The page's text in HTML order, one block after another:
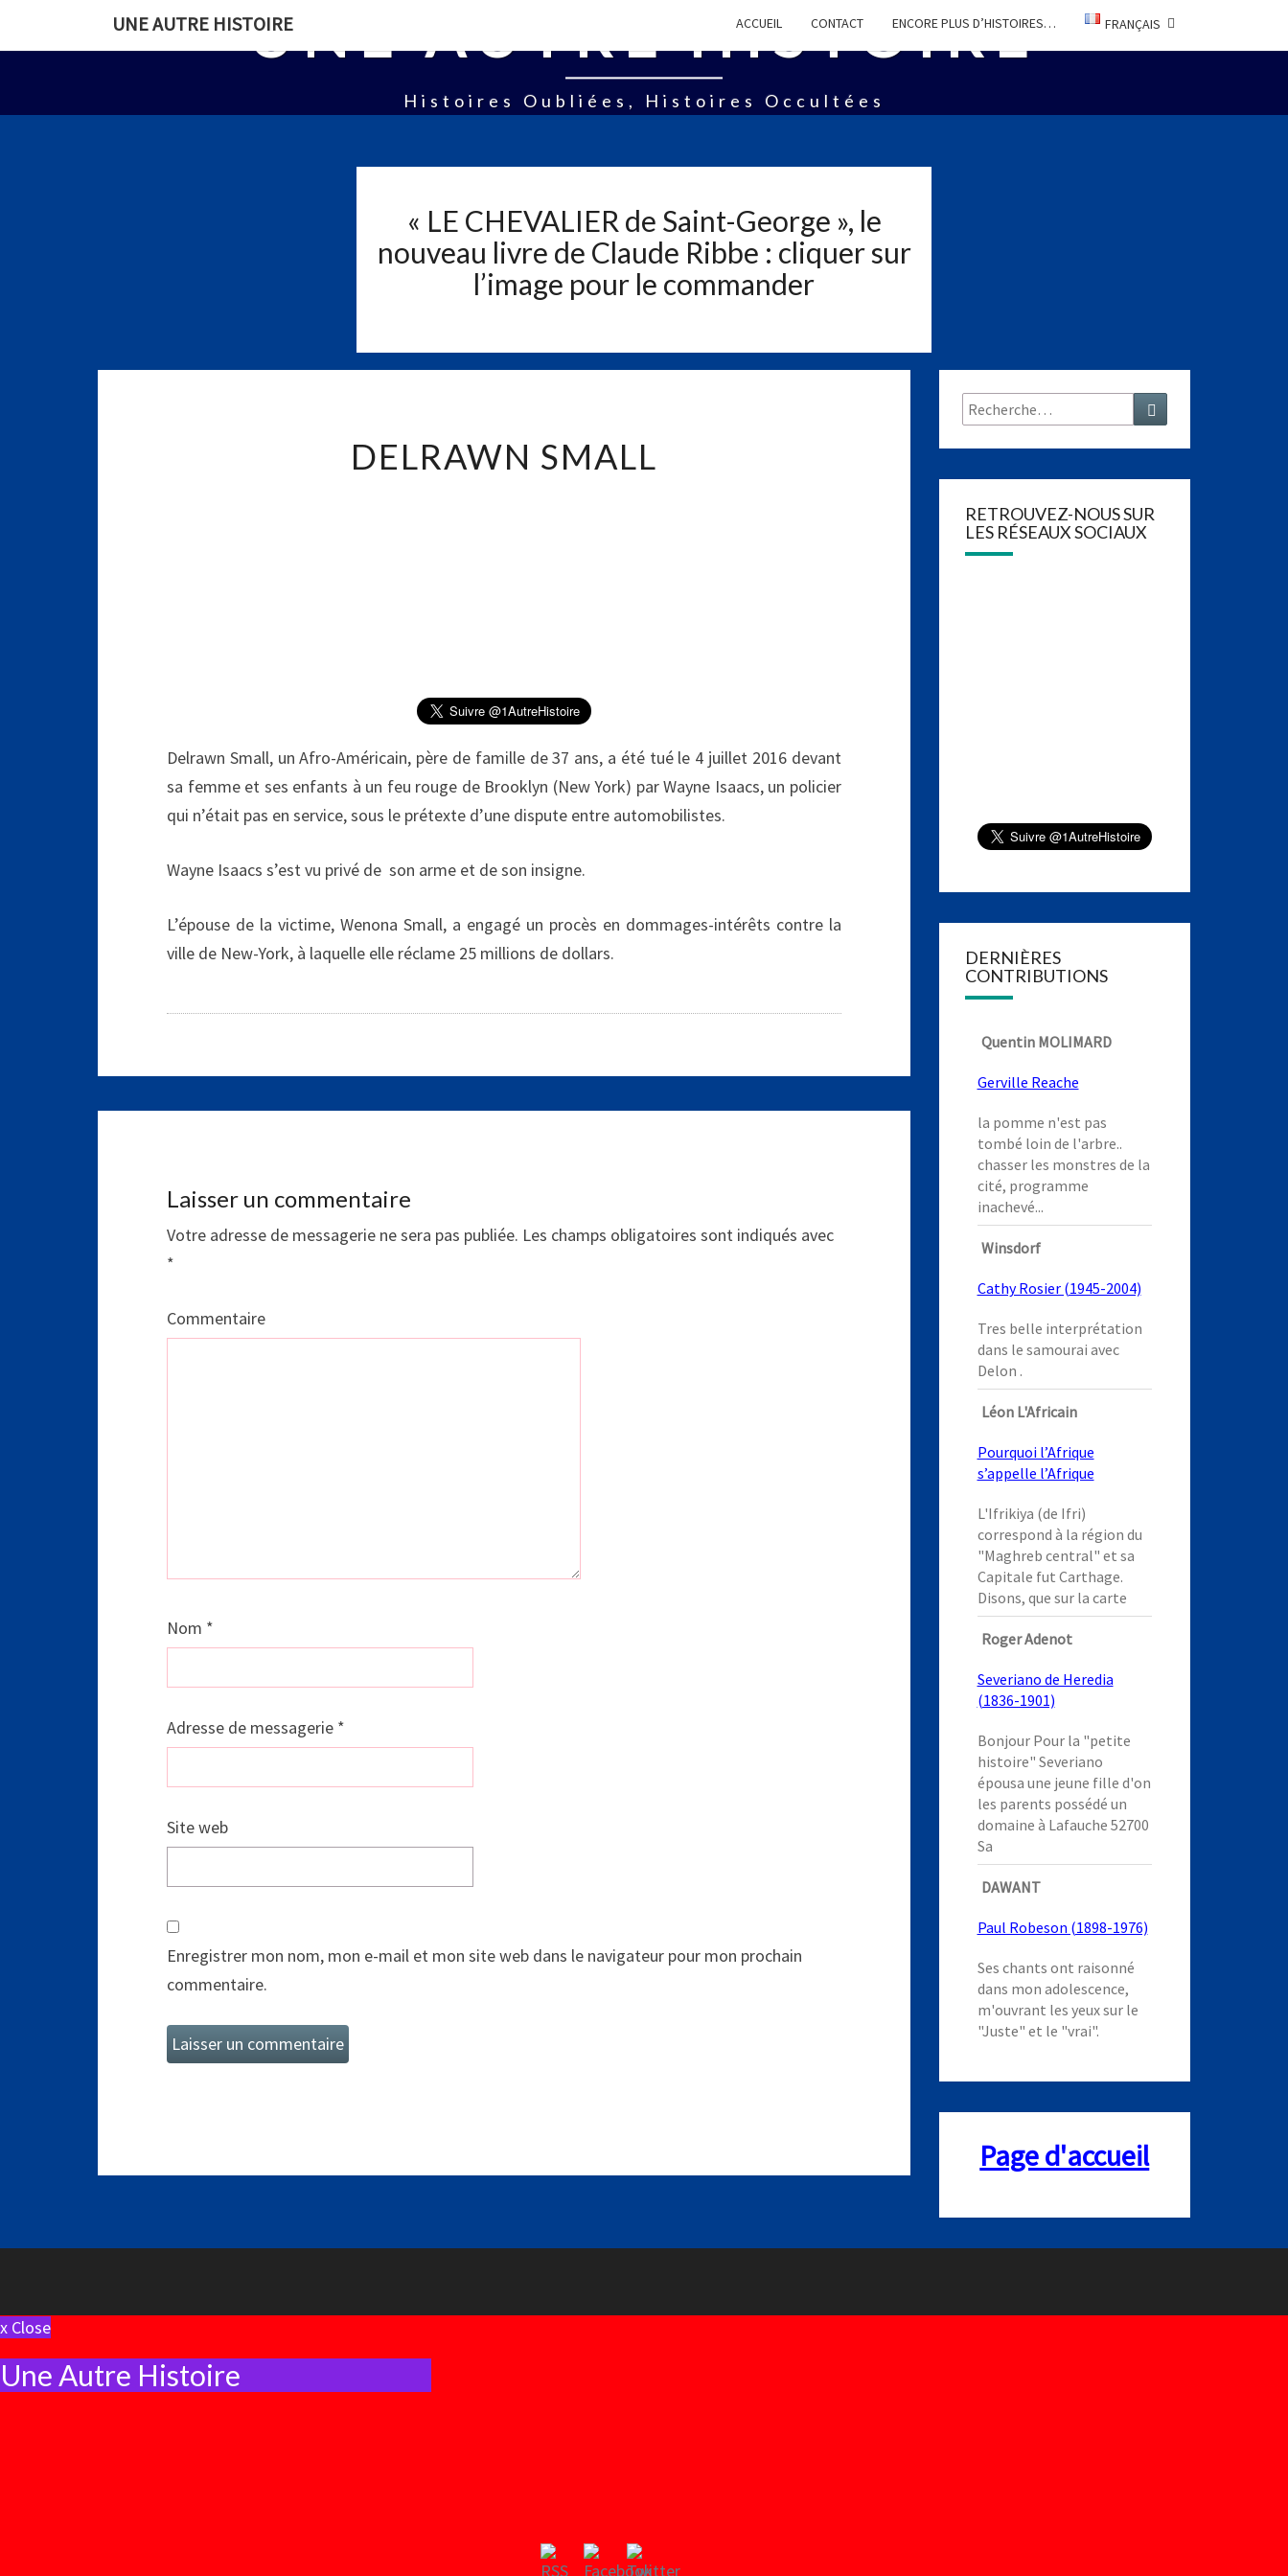
UNE AUTRE HISTOIRE ACCUEIL CONTACT ENCORE PLUS D’HISTOIRES… FRANÇAIS
UNE AUTRE HISTOIRE
Histoires Oubliées, Histoires Occultées
« LE CHEVALIER de Saint-George », le
nouveau livre de Claude Ribbe : cliquer sur
l’image pour le commander
E
L
DELRAWN SMALL
Delrawn Small, un Afro-Américain, père de famille de 37 ans, a été tué le 4 juillet 2016 devant
sa femme et ses enfants à un feu rouge de Brooklyn (New York) par Wayne Isaacs, un policier
qui n’était pas en service, sous le prétexte d’une dispute entre automobilistes.
Wayne Isaacs s’est vu privé de son arme et de son insigne.
L’épouse de la victime, Wenona Small, a engagé un procès en dommages-intérêts contre la
ville de New-York, à laquelle elle réclame 25 millions de dollars.
Laisser un commentaire
Votre adresse de messagerie ne sera pas publiée. Les champs obligatoires sont indiqués avec
*
Commentaire
Nom *
Adresse de messagerie *
Site web
Enregistrer mon nom, mon e-mail et mon site web dans le navigateur pour mon prochain
commentaire.
Rechercher :
RETROUVEZ-NOUS SUR
LES RÉSEAUX SOCIAUX
DERNIÈRES
CONTRIBUTIONS
Quentin MOLIMARD
Gerville Reache
la pomme n'est pas
tombé loin de l'arbre..
chasser les monstres de la
cité, programme
inachevé...
Winsdorf
Cathy Rosier (1945-2004)
Tres belle interprétation
dans le samourai avec
Delon .
Léon L'Africain
Pourquoi l’Afrique
s’appelle l’Afrique
L'Ifrikiya (de Ifri)
correspond à la région du
"Maghreb central" et sa
Capitale fut Carthage.
Disons, que sur la carte
Roger Adenot
Severiano de Heredia
(1836-1901)
Bonjour Pour la "petite
histoire" Severiano
épousa une jeune fille d'on
les parents possédé un
domaine à Lafauche 52700
Sa
DAWANT
Paul Robeson (1898-1976)
Ses chants ont raisonné
dans mon adolescence,
m'ouvrant les yeux sur le
"Juste" et le "vrai".
Page d'accueil
x Close
Une Autre Histoire